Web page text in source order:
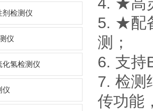
剂检测仪
仪
化氢检测仪
仪
5. ★配
测；
6. 支持
7. 检测
传功能